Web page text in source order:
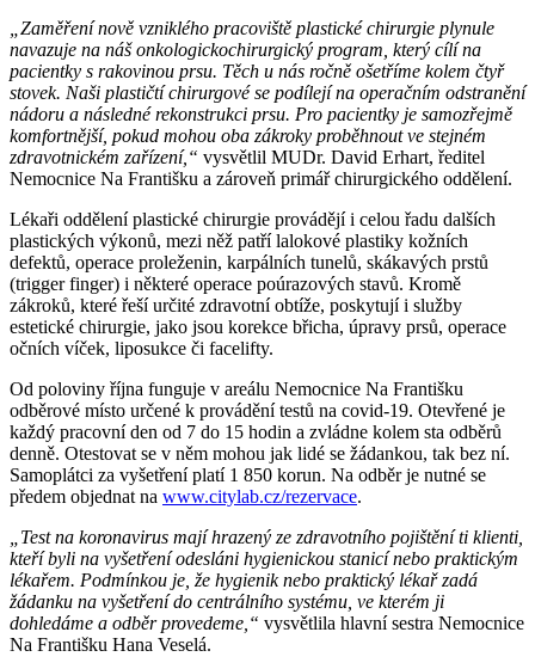
„Zaměření nově vzniklého pracoviště plastické chirurgie plynule
navazuje na náš onkologickochirurgický program, který cílí na
pacientky s rakovinou prsu. Těch u nás ročně ošetříme kolem čtyř
stovek. Naši plastičtí chirurgové se podílejí na operačním odstranění
nádoru a následné rekonstrukci prsu. Pro pacientky je samozřejmě
komfortnější, pokud mohou oba zákroky proběhnout ve stejném
zdravotnickém zařízení,“ vysvětlil MUDr. David Erhart, ředitel
Nemocnice Na Františku a zároveň primář chirurgického oddělení.
Lékaři oddělení plastické chirurgie provádějí i celou řadu dalších
plastických výkonů, mezi něž patří lalokové plastiky kožních
defektů, operace proleženin, karpálních tunelů, skákavých prstů
(trigger finger) i některé operace poúrazových stavů. Kromě
zákroků, které řeší určité zdravotní obtíže, poskytují i služby
estetické chirurgie, jako jsou korekce břicha, úpravy prsů, operace
očních víček, liposukce či facelifty.
Od poloviny října funguje v areálu Nemocnice Na Františku
odběrové místo určené k provádění testů na covid-19. Otevřené je
každý pracovní den od 7 do 15 hodin a zvládne kolem sta odběrů
denně. Otestovat se v něm mohou jak lidé se žádankou, tak bez ní.
Samoplátci za vyšetření platí 1 850 korun. Na odběr je nutné se
předem objednat na www.citylab.cz/rezervace.
„Test na koronavirus mají hrazený ze zdravotního pojištění ti klienti,
kteří byli na vyšetření odesláni hygienickou stanicí nebo praktickým
lékařem. Podmínkou je, že hygienik nebo praktický lékař zadá
žádanku na vyšetření do centrálního systému, ve kterém ji
dohledáme a odběr provedeme,“ vysvětlila hlavní sestra Nemocnice
Na Františku Hana Veselá.